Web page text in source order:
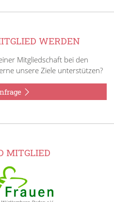
WERDEN
Mitgliedschaft bei den
unsere Ziele unterstützen?
MITGLIED